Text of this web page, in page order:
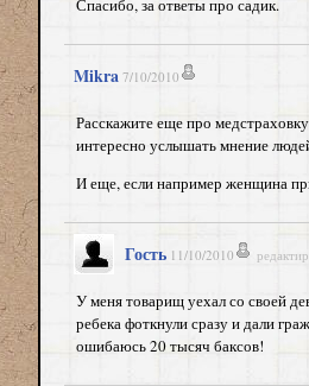
Спасибо, за ответы про садик.
Mikra 7/10/2010
Расскажите еще про
интересно услышать мнение
И еще, если например женщина
Гость 11/10/2010
У меня товарищ уехал со своей
ребека фоткнули сразу и дали
ошибаюсь 20 тысяч баксов!